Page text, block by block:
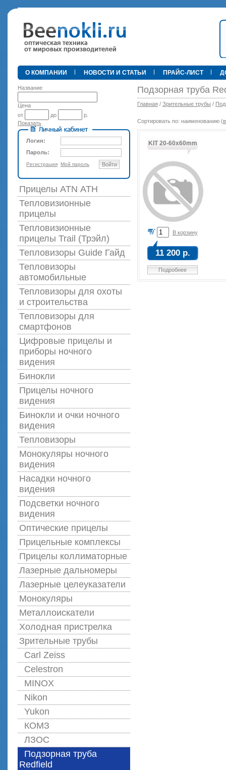
•
89 000
О КОМПАНИИ НОВОСТИ И СТАТЬИ ПРАЙС-ЛИСТ
Название
Цена
от
до
р.
Показать
Логин:
Пароль:
Регистрация Мой пароль Войти
Прицелы ATN АТН
Тепловизионные
прицелы
Тепловизионные
прицелы Trail (Трэйл)
Тепловизоры Guide Гайд
Тепловизоры
автомобильные
Тепловизоры для охоты
и строительства
Тепловизоры для
смартфонов
Цифровые прицелы и
приборы ночного
видения
Бинокли
Прицелы ночного
видения
Бинокли и очки ночного
видения
Тепловизоры
Монокуляры ночного
видения
Насадки ночного
видения
Подсветки ночного
видения
Оптические прицелы
Прицельные комплексы
Прицелы коллиматорные
Лазерные дальномеры
Лазерные целеуказатели
Монокуляры
Металлоискатели
Холодная пристрелка
Зрительные трубы
Carl Zeiss
Celestron
MINOX
Nikon
Yukon
КОМЗ
ЛЗОС
Подзорная труба
Redfield
Подзорная труба
Главная / Зрительные трубы /
Сортировать по: наименованию (
KIT 20-60x60mm
В корзину
11 200 р.
Подробнее